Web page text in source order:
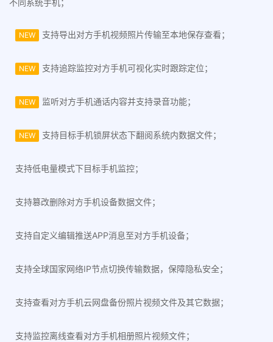
不同系统手机；
NEW 支持导出对方手机视频照片传输至本地保存查看；
NEW 支持追踪监控对方手机可视化实时跟踪定位；
NEW 监听对方手机通话内容并支持录音功能；
NEW 支持目标手机锁屏状态下翻阅系统内数据文件；
支持低电量模式下目标手机监控；
支持篡改删除对方手机设备数据文件；
支持自定义编辑推送APP消息至对方手机设备；
支持全球国家网络IP节点切换传输数据，保障隐私安全；
支持查看对方手机云网盘备份照片视频文件及其它数据；
支持监控离线查看对方手机相册照片视频文件；